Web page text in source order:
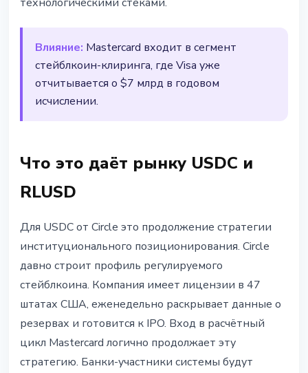
Влияние: Mastercard входит в сегмент
стейблкоин-клиринга, где Visa уже
отчитывается о $7 млрд в годовом
исчислении.
Что это даёт рынку USDC и
RLUSD
Для USDC от Circle это продолжение стратегии
институционального позиционирования. Circle
давно строит профиль регулируемого
стейблкоина. Компания имеет лицензии в 47
штатах США, еженедельно раскрывает данные о
резервах и готовится к IPO. Вход в расчётный
цикл Mastercard логично продолжает эту
стратегию. Банки-участники системы будут